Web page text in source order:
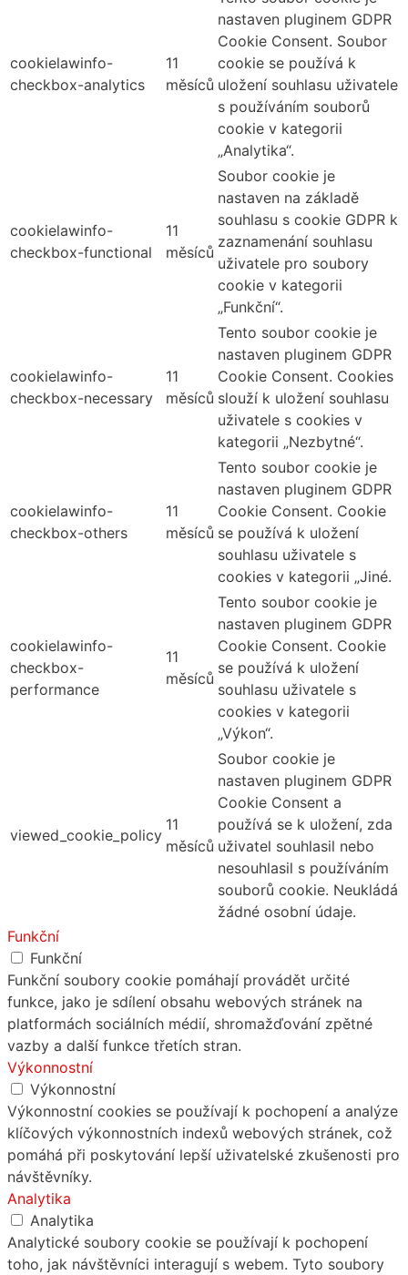
cookielawinfo-
checkbox-analytics
11
měsíců
nastaven pluginem GDPR
Cookie Consent. Soubor
cookie se používá k
uložení souhlasu uživatele
s používáním souborů
cookie v kategorii
„Analytika“.
cookielawinfo-
checkbox-functional
11
měsíců
Soubor cookie je
nastaven na základě
souhlasu s cookie GDPR k
zaznamenání souhlasu
uživatele pro soubory
cookie v kategorii
„Funkční“.
cookielawinfo-
checkbox-necessary
11
měsíců
Tento soubor cookie je
nastaven pluginem GDPR
Cookie Consent. Cookies
slouží k uložení souhlasu
uživatele s cookies v
kategorii „Nezbytné“.
cookielawinfo-
checkbox-others
11
měsíců
Tento soubor cookie je
nastaven pluginem GDPR
Cookie Consent. Cookie
se používá k uložení
souhlasu uživatele s
cookies v kategorii „Jiné.
cookielawinfo-
checkbox-
performance
11
měsíců
Tento soubor cookie je
nastaven pluginem GDPR
Cookie Consent. Cookie
se používá k uložení
souhlasu uživatele s
cookies v kategorii
„Výkon“.
viewed_cookie_policy
11
měsíců
Soubor cookie je
nastaven pluginem GDPR
Cookie Consent a
používá se k uložení, zda
uživatel souhlasil nebo
nesouhlasil s používáním
souborů cookie. Neukládá
žádné osobní údaje.
Funkční
Funkční
Funkční soubory cookie pomáhají provádět určité
funkce, jako je sdílení obsahu webových stránek na
platformách sociálních médií, shromažďování zpětné
vazby a další funkce třetích stran.
Výkonnostní
Výkonnostní
Výkonnostní cookies se používají k pochopení a analýze
klíčových výkonnostních indexů webových stránek, což
pomáhá při poskytování lepší uživatelské zkušenosti pro
návštěvníky.
Analytika
Analytika
Analytické soubory cookie se používají k pochopení
toho, jak návštěvníci interagují s webem. Tyto soubory